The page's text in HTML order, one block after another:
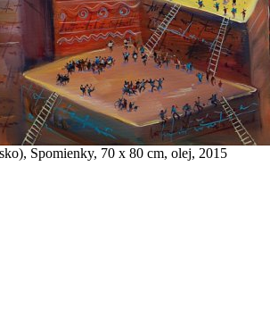
Spomienky, 70 x 80 cm, olej, 2015